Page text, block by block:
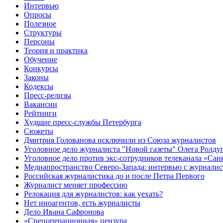
Интервью
Опросы
Полезное
Структуры
Персоны
Теория и практика
Обучение
Конкурсы
Законы
Кодексы
Пресс-релизы
Вакансии
Рейтинги
Худшие пресс-службы Петербурга
Сюжеты
Дмитрия Голованова исключили из Союза журналистов
Уголовное дело журналиста "Новой газеты" Олега
Уголовное дело против экс-сотрудников телеканала
Медиапространство Северо-Запада: интервью с
Российская журналистика до и после Петра Первого
Журналист меняет профессию
Релокация для журналистов: как уехать?
Нет иноагентов, есть журналисты
Дело Ивана Сафронова
«Спецоперационная» цензура